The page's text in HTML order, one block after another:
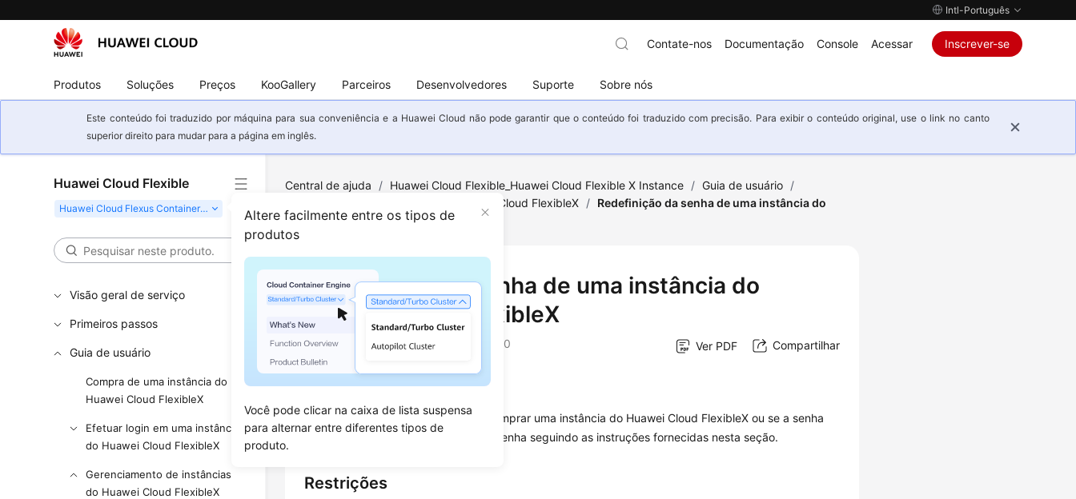
Intl-Português
Produtos Soluções Preços KooGallery Parceiros Desenvolvedores Suporte Sobre nós
Contate-nos Documentação Console Acessar Inscrever-se
Este conteúdo foi traduzido por máquina para sua conveniência e a Huawei Cloud não pode garantir que o conteúdo foi traduzido com precisão. Para exibir o conteúdo original, use o link no canto
superior direito para mudar para a página em inglês.
Huawei Cloud Flexible
Altere facilmente entre os tipos de
produtos
Você pode clicar na caixa de lista suspensa
para alternar entre diferentes tipos de
produto.
Visão geral de serviço
Primeiros passos
Guia de usuário
Compra de uma instância do
Huawei Cloud FlexibleX
Efetuar login em uma instância
do Huawei Cloud FlexibleX
Gerenciamento de instâncias
do Huawei Cloud FlexibleX
Central de ajuda / Huawei Cloud Flexible_Huawei Cloud Flexible X Instance / Guia de usuário /
Gerenciamento de instâncias do Huawei Cloud FlexibleX / Redefinição da senha de uma instância do
Huawei Cloud FlexibleX
Redefinição da senha de uma instância do
Huawei Cloud FlexibleX
Atualizado em2025-10-10 GMT+08:00 Ver PDF Compartilhar
Cenários
Se você não definiu uma senha ao comprar uma instância do Huawei Cloud FlexibleX ou se a senha
expirou ou foi esquecida, redefina a senha seguindo as instruções fornecidas nesta seção.
Restrições